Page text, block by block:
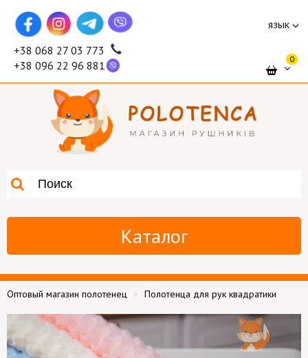
язык
+38 068 27 03 773
+38 096 22 96 881
0
Каталог
Оптовый магазин полотенец Полотенца для рук квадратики